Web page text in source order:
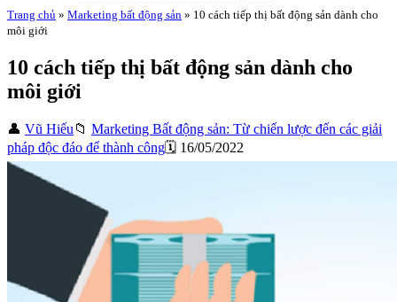
Trang chủ » Marketing bất động sản » 10 cách tiếp thị bất động sản dành cho
môi giới
10 cách tiếp thị bất động sản dành cho
môi giới
👤 Vũ Hiếu 📁 Marketing Bất động sản: Từ chiến lược đến các giải
pháp độc đáo để thành công🗓️ 16/05/2022